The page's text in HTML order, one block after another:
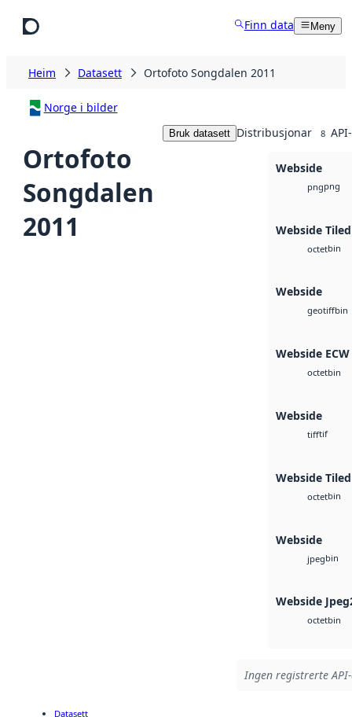
Finn data Meny
Heim Datasett Ortofoto Songdalen 2011
Norge i bilder
Ortofoto
Songdalen
2011
Bruk datasett Distribusjonar 8
Webside
pngpng
Webside
octetbin
Webside
geotiffbin
Webside ECW
octetbin
Webside
tifftif
Webside
octetbin
Webside
jpegbin
Webside
octetbin
Ingen registrerte
Datasett